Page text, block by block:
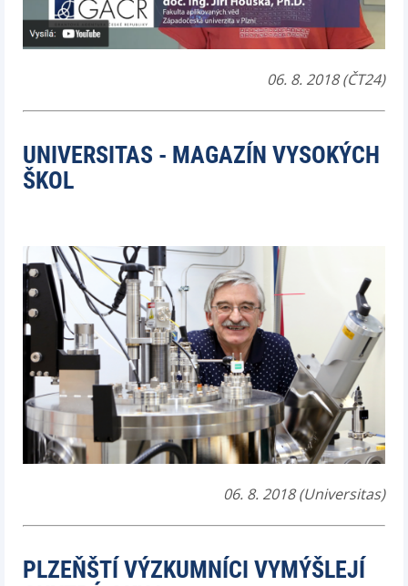
06. 8. 2018 (ČT24)
UNIVERSITAS - MAGAZÍN VYSOKÝCH
ŠKOL
06. 8. 2018 (Universitas)
PLZEŇŠTÍ VÝZKUMNÍCI VYMÝŠLEJÍ